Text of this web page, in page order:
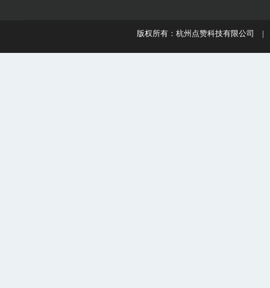
版权所有：杭州点赞科技有限公司